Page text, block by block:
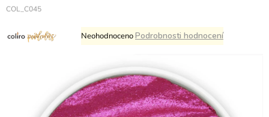
COL_C045
Průměrné
hodnocení
0,0
z
5
hvězdiček.
NeohodnocenoPodrobnosti hodnocení